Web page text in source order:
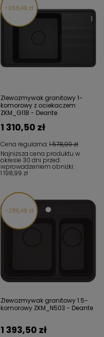
268,49 zł
Zlewozmywak granitowy 1-
komorowy z ociekaczem
ZKM_G11B - Deante
Cena regularna:1 578,99 zł
1 310,50 zł
Najniższa cena produktu w
okresie 30 dni przed
wprowadzeniem obniżki:
1 198,99 zł
285,49 zł
Zlewozmywak granitowy 1.5-
komorowy ZKM_N503 - Deante
1 393,50 zł